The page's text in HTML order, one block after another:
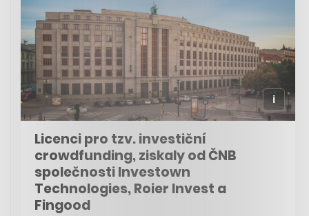
Licenci pro tzv. investiční
crowdfunding, ziskaly od ČNB
společnosti Investown
Technologies, Roier Invest a
Fingood